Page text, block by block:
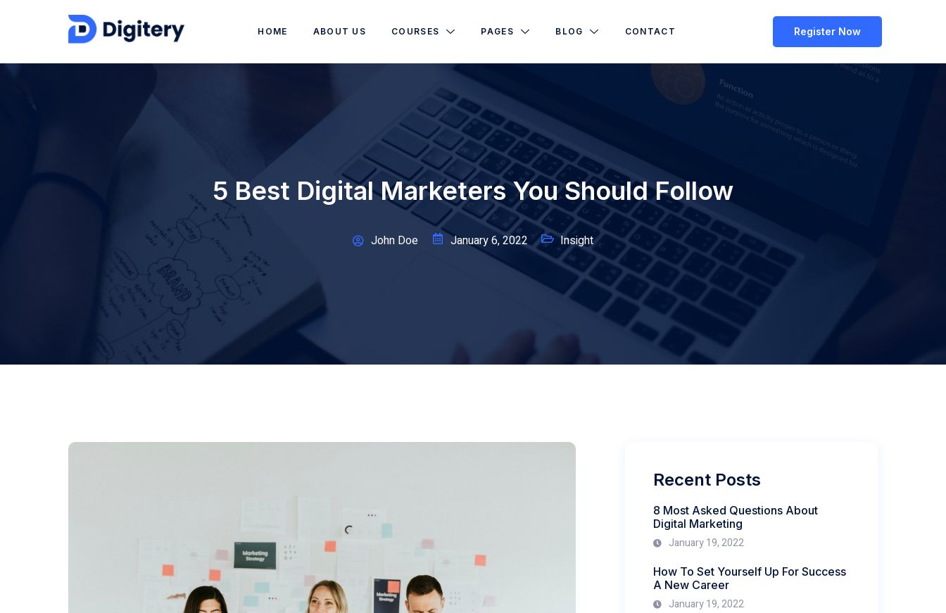
HOME ABOUT US COURSES PAGES BLOG CONTACT Register Now
5 Best Digital Marketers You Should Follow
John Doe January 6, 2022 Insight
Recent Posts
8 Most Asked Questions About
Digital Marketing
January 19, 2022
How To Set Yourself Up For Success
A New Career
January 19, 2022